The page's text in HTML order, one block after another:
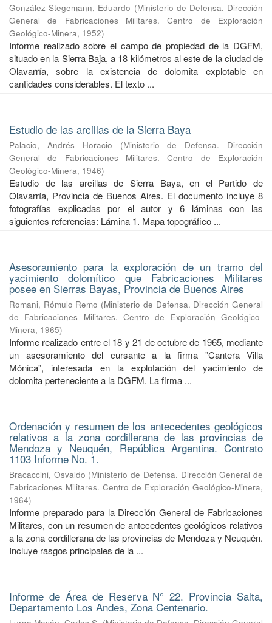
González Stegemann, Eduardo (Ministerio de Defensa. Dirección
General de Fabricaciones Militares. Centro de Exploración
Geológico-Minera, 1952)
Informe realizado sobre el campo de propiedad de la DGFM,
situado en la Sierra Baja, a 18 kilómetros al este de la ciudad de
Olavarría, sobre la existencia de dolomita explotable en
cantidades considerables. El texto ...
Estudio de las arcillas de la Sierra Baya
Palacio, Andrés Horacio (Ministerio de Defensa. Dirección
General de Fabricaciones Militares. Centro de Exploración
Geológico-Minera, 1946)
Estudio de las arcillas de Sierra Baya, en el Partido de
Olavarría, Provincia de Buenos Aires. El documento incluye 8
fotografías explicadas por el autor y 6 láminas con las
siguientes referencias: Lámina 1. Mapa topográfico ...
Asesoramiento para la exploración de un tramo del
yacimiento dolomítico que Fabricaciones Militares
posee en Sierras Bayas, Provincia de Buenos Aires
Romani, Rómulo Remo (Ministerio de Defensa. Dirección General
de Fabricaciones Militares. Centro de Exploración Geológico-
Minera, 1965)
Informe realizado entre el 18 y 21 de octubre de 1965, mediante
un asesoramiento del cursante a la firma "Cantera Villa
Mónica", interesada en la explotación del yacimiento de
dolomita perteneciente a la DGFM. La firma ...
Ordenación y resumen de los antecedentes geológicos
relativos a la zona cordillerana de las provincias de
Mendoza y Neuquén, República Argentina. Contrato
1103 Informe No. 1.
Bracaccini, Osvaldo (Ministerio de Defensa. Dirección General de
Fabricaciones Militares. Centro de Exploración Geológico-Minera,
1964)
Informe preparado para la Dirección General de Fabricaciones
Militares, con un resumen de antecedentes geológicos relativos
a la zona cordillerana de las provincias de Mendoza y Neuquén.
Incluye rasgos principales de la ...
Informe de Área de Reserva N° 22. Provincia Salta,
Departamento Los Andes, Zona Centenario.